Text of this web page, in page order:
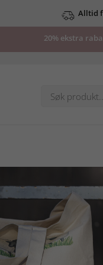
Alltid
20% ekstra